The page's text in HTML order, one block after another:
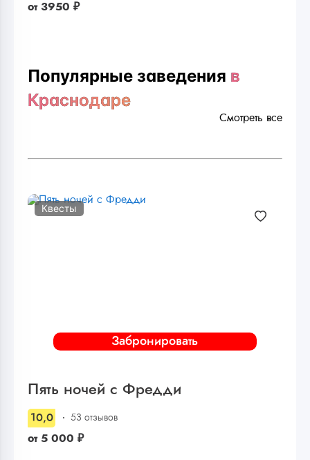
от 3950 ₽
Популярные заведения в
Краснодаре
Смотреть все
Забронировать
Квесты
Пять ночей с Фредди
10,0 53 отзывов
от 5 000 ₽